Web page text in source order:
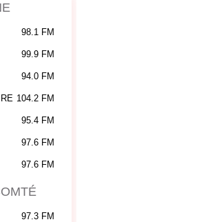
98.1 FM
99.9 FM
94.0 FM
104.2 FM
95.4 FM
97.6 FM
97.6 FM
97.3 FM